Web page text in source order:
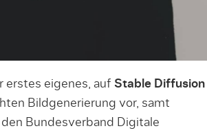
erstes eigenes, auf Stable Diffusion
Bildgenerierung vor, samt
Bunde­s­ver­band Digitale